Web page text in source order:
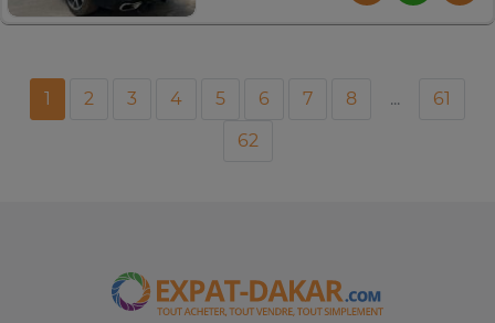
1 2 3 4 5 6 7 8 ...
61
62